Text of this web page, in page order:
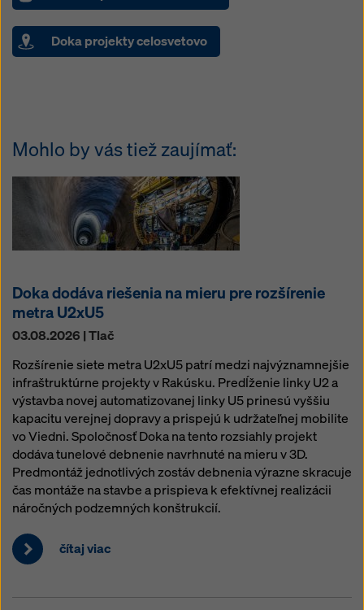
Doka projekty celosvetovo
Mohlo by vás tiež zaujímať:
Doka dodáva riešenia na mieru pre rozšírenie
metra U2xU5
03.08.2026 | Tlač
Rozšírenie siete metra U2xU5 patrí medzi najvýznamnejšie
infraštruktúrne projekty v Rakúsku. Predĺženie linky U2 a
výstavba novej automatizovanej linky U5 prinesú vyššiu
kapacitu verejnej dopravy a prispejú k udržateľnej mobilite
vo Viedni. Spoločnosť Doka na tento rozsiahly projekt
dodáva tunelové debnenie navrhnuté na mieru v 3D.
Predmontáž jednotlivých zostáv debnenia výrazne skracuje
čas montáže na stavbe a prispieva k efektívnej realizácii
náročných podzemných konštrukcií.
čítaj viac